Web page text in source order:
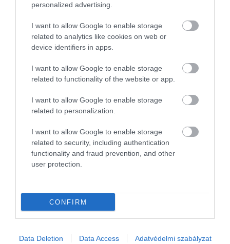
personalized advertising.
I want to allow Google to enable storage
related to analytics like cookies on web or
device identifiers in apps.
I want to allow Google to enable storage
related to functionality of the website or app.
I want to allow Google to enable storage
related to personalization.
I want to allow Google to enable storage
related to security, including authentication
functionality and fraud prevention, and other
user protection.
CONFIRM
Data Deletion Data Access Adatvédelmi szabályzat
INGATLAN